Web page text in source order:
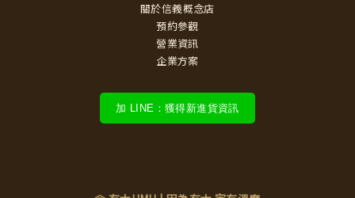
關於信義概念店
預約參觀
營業資訊
企業方案
加 LINE：獲得新進貨資訊